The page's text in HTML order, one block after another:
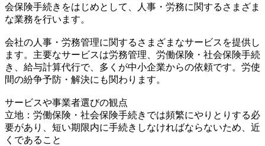
会保険手続きをはじめとして、人事・労務に関するさまざま
な業務を行います。
会社の人事・労務管理に関するさまざまなサービスを提供し
ます。主要なサービスは労務管理、労働保険・社会保険手続
き、給与計算代行で、多くが中小企業からの依頼です。労使
間の紛争予防・解決にも関わります。
サービスや事業者選びの観点
立地：労働保険・社会保険手続きでは頻繁にやりとりする必
要があり、短い期限内に手続きしなければならないため、近
くであること